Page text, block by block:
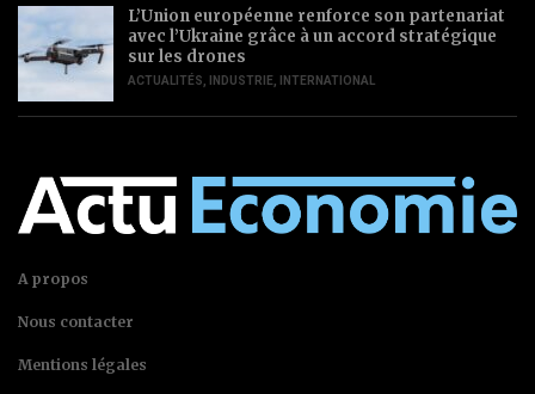
L’Union européenne renforce son partenariat
avec l’Ukraine grâce à un accord stratégique
sur les drones
ACTUALITÉS INDUSTRIE INTERNATIONAL
A propos
Nous contacter
Mentions légales